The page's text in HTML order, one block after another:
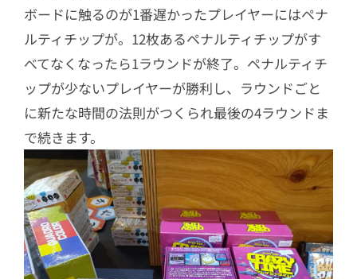
ボードに触るのが1番遅かったプレイヤーにはペナ
ルティチップが。12枚あるペナルティチップがす
べてなくなったら1ラウンドが終了。ペナルティチ
ップが少ないプレイヤーが勝利し、ラウンドごと
に新たな時間の法則がつくられ最後の4ラウンドま
で続きます。